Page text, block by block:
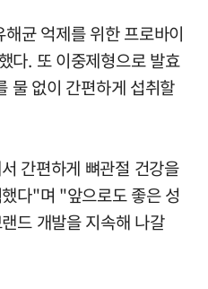
균 억제를 위한 프로바이
다. 또 이중제형으로 발효
물 없이 간편하게 섭취할
간편하게 뼈관절 건강을
다"며 "앞으로도 좋은 성
드 개발을 지속해 나갈